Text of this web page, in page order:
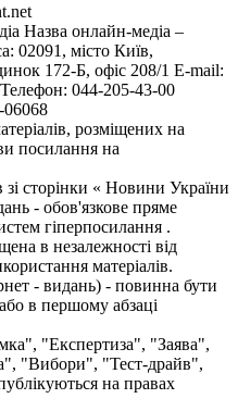
Назва онлайн-медіа –
02091, місто Київ,
172-Б, офіс 208/1 E-mail:
Телефон: 044-205-43-00
06068
розміщених на
посилання на
зі сторінки « Новини України
- обов'язкове пряме
гіперпосилання .
в незалежності від
матеріалів.
- видань) - повинна бути
в першому абзаці
"Експертиза", "Заява",
"Вибори", "Тест-драйв",
на правах